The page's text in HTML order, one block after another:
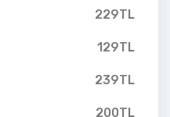
229TL
129TL
239TL
200TL